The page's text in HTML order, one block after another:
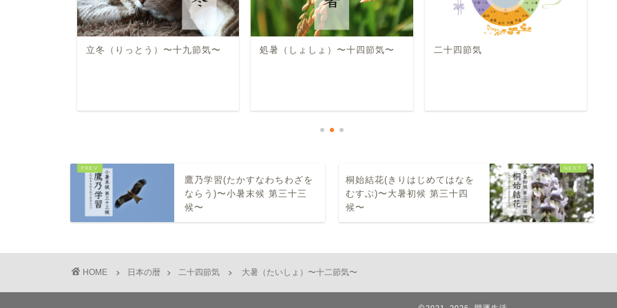
立冬（りっとう）〜十九節気〜 処暑（しょしょ）〜十四節気〜 二十四節気
鷹乃学習(たかすなわちわざを
ならう)〜小暑末候 第三十三
候〜
桐始結花(きりはじめてはなを
むすぶ)〜大暑初候 第三十四
候〜
HOME 日本の暦 二十四節気 大暑（たいしょ）〜十二節気〜